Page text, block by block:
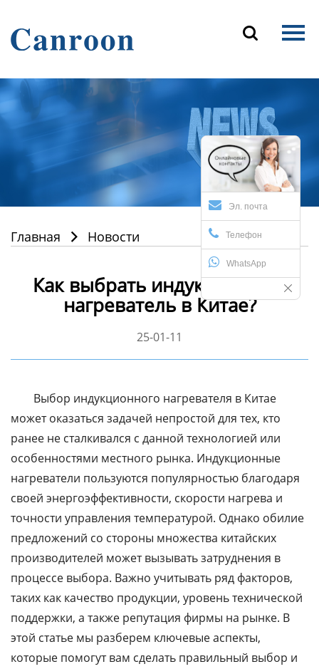

Продукция
О Нас
Контакты
Эл. почта
Телефон
WhatsApp
Главная  Новости
Как выбрать индукционный
нагреватель в Китае?
25-01-11
Выбор индукционного нагревателя в Китае
может оказаться задачей непростой для тех, кто
ранее не сталкивался с данной технологией или
особенностями местного рынка. Индукционные
нагреватели пользуются популярностью благодаря
своей энергоэффективности, скорости нагрева и
точности управления температурой. Однако обилие
предложений со стороны множества китайских
производителей может вызывать затруднения в
процессе выбора. Важно учитывать ряд факторов,
таких как качество продукции, уровень технической
поддержки, а также репутация фирмы на рынке. В
этой статье мы разберем ключевые аспекты,
которые помогут вам сделать правильный выбор и